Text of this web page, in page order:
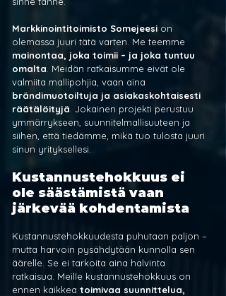
Markkinointitoimisto Somejeesi on
olemassa juuri tätä varten. Me teemme
mainontaa, joka toimii – ja joka tuntuu
omalta . Meidän ratkaisumme eivät ole
valmiita mallipohjia, vaan aina
brändimuotoiltuja ja asiakaskohtaisesti
räätälöityjä . Jokainen projekti perustuu
ymmärrykseen, suunnitelmallisuuteen ja
siihen, että tiedämme, mikä tuo tulosta juuri
sinun yrityksellesi.
Kustannustehokkuus ei
ole säästämistä vaan
järkevää kohdentamista
Kustannustehokkuudesta puhutaan paljon –
mutta harvoin pysähdytään kunnolla sen
äärelle. Se ei tarkoita aina halvinta
ratkaisua. Meille kustannustehokkuus on
ennen kaikkea toimivaa suunnittelua,